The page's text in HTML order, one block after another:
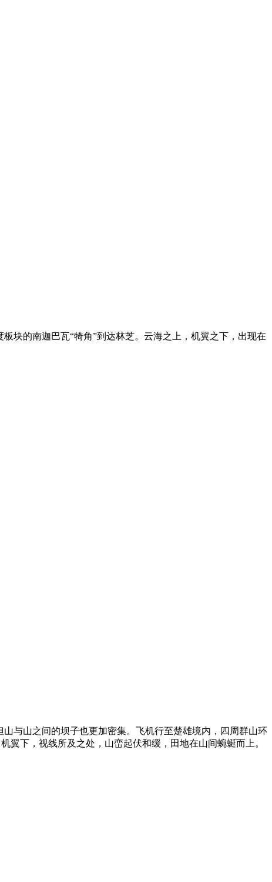
块的南迦巴瓦“犄角”到达林芝。云海之上，机翼之下，出现在
与山之间的坝子也更加密集。飞机行至楚雄境内，四周群山环
翼下，视线所及之处，山峦起伏和缓，田地在山间蜿蜒而上。